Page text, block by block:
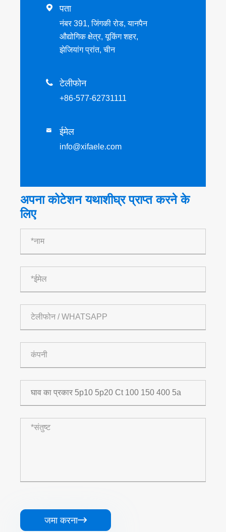
 पता
नंबर 391, जिंगकी रोड, यानपैन
औद्योगिक क्षेत्र, यूकिंग शहर,
झेजियांग प्रांत, चीन
 टेलीफोन
+86-577-62731111
 ईमेल
info@xifaele.com
अपना कोटेशन यथाशीघ्र प्राप्त करने के
लिए
जमा करना